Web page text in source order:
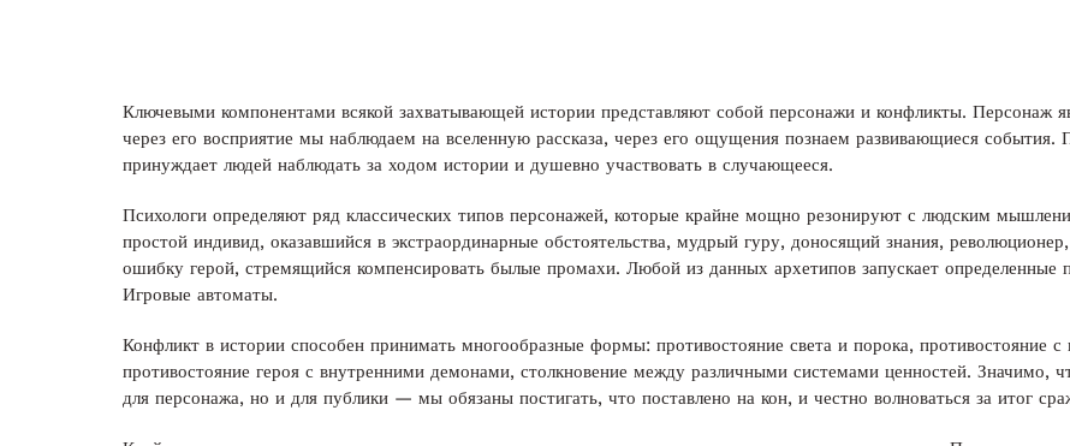
Ключевыми компонентами всякой захватывающей истории представляют собой персонажи и конфликты. Персонаж
через его восприятие мы наблюдаем на вселенную рассказа, через его ощущения познаем развивающиеся события.
принуждает людей наблюдать за ходом истории и душевно участвовать в случающееся.
Психологи определяют ряд классических типов персонажей, которые крайне мощно резонируют с людским
простой индивид, оказавшийся в экстраординарные обстоятельства, мудрый гуру, доносящий знания,
ошибку герой, стремящийся компенсировать былые промахи. Любой из данных архетипов запускает определенные
Игровые автоматы.
Конфликт в истории способен принимать многообразные формы: противостояние света и порока, противостояние
противостояние героя с внутренними демонами, столкновение между различными системами ценностей. Значимо,
для персонажа, но и для публики — мы обязаны постигать, что поставлено на кон, и честно волноваться за итог